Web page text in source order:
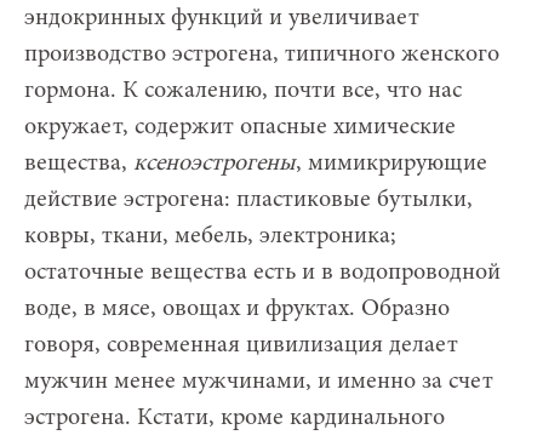
эндокринных функций и увеличивает
производство эстрогена, типичного женского
гормона. К сожалению, почти все, что нас
окружает, содержит опасные химические
вещества, ксеноэстрогены, мимикрирующие
действие эстрогена: пластиковые бутылки,
ковры, ткани, мебель, электроника;
остаточные вещества есть и в водопроводной
воде, в мясе, овощах и фруктах. Образно
говоря, современная цивилизация делает
мужчин менее мужчинами, и именно за счет
эстрогена. Кстати, кроме кардинального